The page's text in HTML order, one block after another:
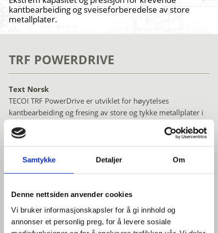
Samtykke Detaljer Om
Denne nettsiden anvender cookies
Vi bruker informasjonskapsler for å gi innhold og
annonser et personlig preg, for å levere sosiale
kantbearbeiding og sveiseforberedelse av store
metallplater.
TRF POWERDRIVE
Text Norsk
TECOI TRF PowerDrive er utviklet for høyytelses
kantbearbeiding og fresing av store og tykke metallplater i
Maskinen kombinerer avansert CBM (Cold Bevel Milling)-
teknologi med høy presisjon og stor arbeidskapasitet, og er
spesielt utviklet for bransjer som offshore, skipsbygging,
TRF PowerDrive kan utføre fresing, boring, gjenging og
forsenking i én effektiv prosess – med minimal
varmeutvikling og høy overflatekvalitet.